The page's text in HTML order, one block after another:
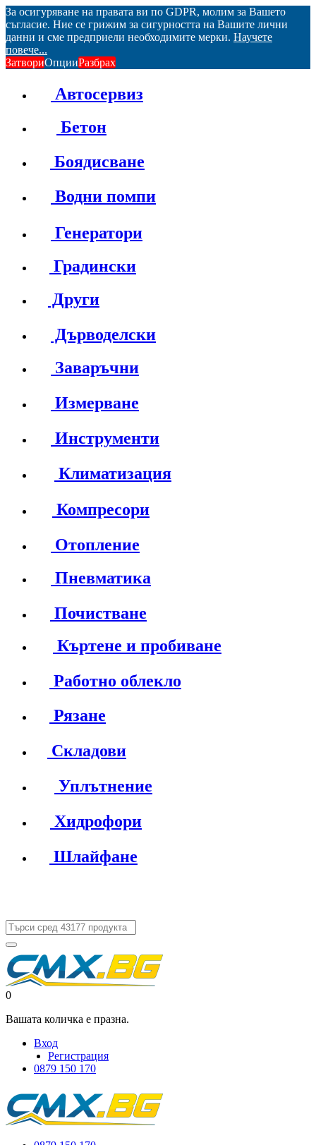
За осигуряване на правата ви по GDPR, молим за Вашето
съгласие. Ние се грижим за сигурността на Вашите лични
данни и сме предприели необходимите мерки. Научете
повече...
ЗатвориОпцииРазбрах
Автосервиз
Бетон
Боядисване
Водни помпи
Генератори
Градински
Други
Дърводелски
Заваръчни
Измерване
Инструменти
Климатизация
Компресори
Отопление
Пневматика
Почистване
Къртене и пробиване
Работно облекло
Рязане
Складови
Уплътнение
Хидрофори
Шлайфане
0
Вашата количка е празна.
Вход
Регистрация
0879 150 170